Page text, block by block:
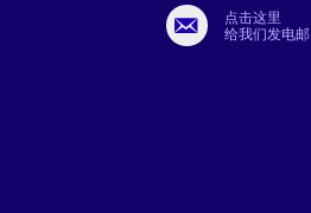
点击这里
给我们发电邮